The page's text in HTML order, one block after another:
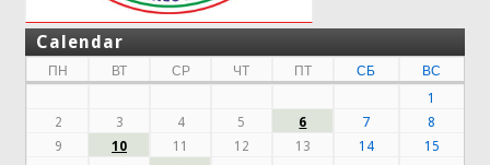
Calendar
ПН ВТ СР ЧТ ПТ СБ
ВС
1
2
3 4 5 6 7
8
9
10 11 12 13 14
15